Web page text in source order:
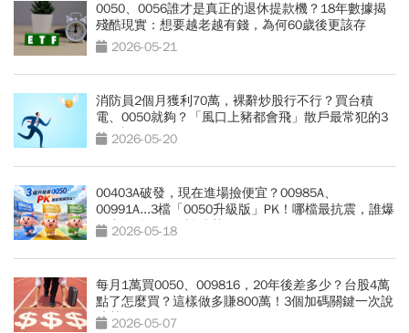
0050、0056誰才是真正的退休提款機？18年數據揭
殘酷現實：想要越老越有錢，為何60歲後更該存
0050？
2026-05-21
消防員2個月獲利70萬，裸辭炒股行不行？買台積
電、0050就夠？「風口上豬都會飛」散戶最常犯的3
個錯誤
2026-05-20
00403A破發，現在進場撿便宜？00985A、
00991A...3檔「0050升級版」PK！哪檔最抗震，誰爆
發力最強？一次說清楚
2026-05-18
每月1萬買0050、009816，20年後差多少？台股4萬
點了怎麼買？這樣做多賺800萬！3個加碼關鍵一次說
清楚2026-05-07